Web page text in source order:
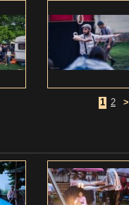
1 2 >